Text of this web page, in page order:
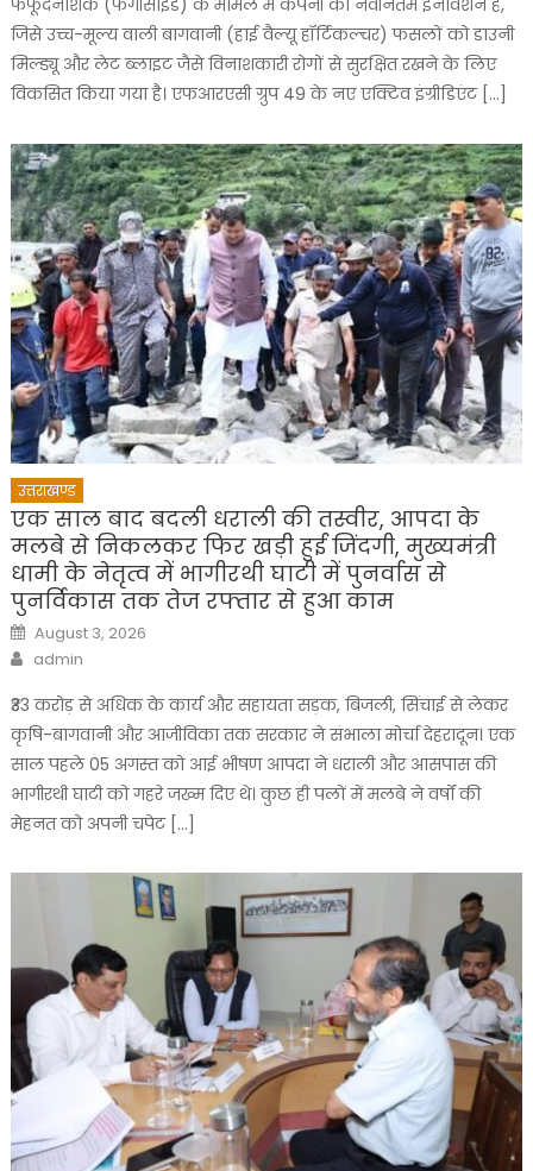
फफूंदनाशक (फंगीसाइड) के मामले में कंपनी का नवीनतम इनोवेशन है,
जिसे उच्च-मूल्य वाली बागवानी (हाई वैल्यू हॉर्टिकल्चर) फसलों को डाउनी
मिल्ड्यू और लेट ब्लाइट जैसे विनाशकारी रोगों से सुरक्षित रखने के लिए
विकसित किया गया है। एफआरएसी ग्रुप 49 के नए एक्टिव इंग्रीडिएंट […]
उत्तराखण्ड
एक साल बाद बदली धराली की तस्वीर, आपदा के
मलबे से निकलकर फिर खड़ी हुई जिंदगी, मुख्यमंत्री
धामी के नेतृत्व में भागीरथी घाटी में पुनर्वास से
पुनर्विकास तक तेज रफ्तार से हुआ काम
Posted
on
August 3, 2026
Author
admin
₹33 करोड़ से अधिक के कार्य और सहायता सड़क, बिजली, सिंचाई से लेकर
कृषि-बागवानी और आजीविका तक सरकार ने संभाला मोर्चा देहरादून। एक
साल पहले 05 अगस्त को आई भीषण आपदा ने धराली और आसपास की
भागीरथी घाटी को गहरे जख्म दिए थे। कुछ ही पलों में मलबे ने वर्षों की
मेहनत को अपनी चपेट […]